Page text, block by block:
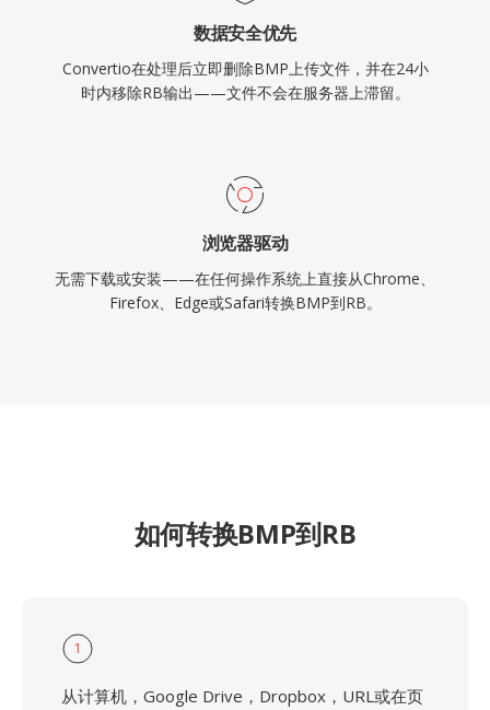
数据安全优先
Convertio在处理后立即删除BMP上传文件，并在24小
时内移除RB输出——文件不会在服务器上滞留。
浏览器驱动
无需下载或安装——在任何操作系统上直接从Chrome、
Firefox、Edge或Safari转换BMP到RB。
如何转换BMP到RB
1
从计算机，Google Drive，Dropbox，URL或在页